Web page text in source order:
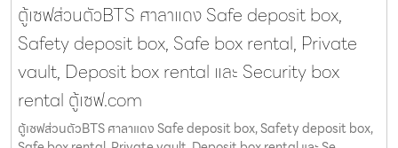
ตู้เซฟส่วนตัวBTS ศาลาแดง Safe deposit box,
Safety deposit box, Safe box rental, Private
vault, Deposit box rental และ Security box
rental ตู้เซฟ.com
ตู้เซฟส่วนตัวBTS ศาลาแดง Safe deposit box, Safety deposit box,